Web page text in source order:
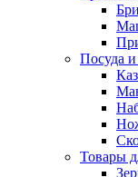
Посуда
Товары